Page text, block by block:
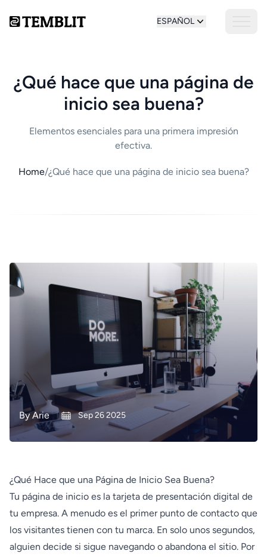
ESPAÑOL
¿Qué hace que una página de
inicio sea buena?
Elementos esenciales para una primera impresión
efectiva.
Home/¿Qué hace que una página de inicio sea buena?
ByArie Sep 26 2025
¿Qué Hace que una Página de Inicio Sea Buena?
Tu página de inicio es la tarjeta de presentación digital de
tu empresa. A menudo es el primer punto de contacto que
los visitantes tienen con tu marca. En solo unos segundos,
alguien decide si sigue navegando o abandona el sitio. Por